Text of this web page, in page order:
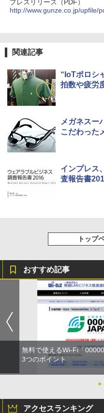
プレスリリース（PDF）
http://www.gunze.co.jp/upfile/
関連記事
“IoTポロシ
拍数や疲労
メガネスー
こだわった
インプレス
査報告書
トップ
おすすめ記事
無料で使えるWi-Fi「
3つのポイント
●
アクセスランキング